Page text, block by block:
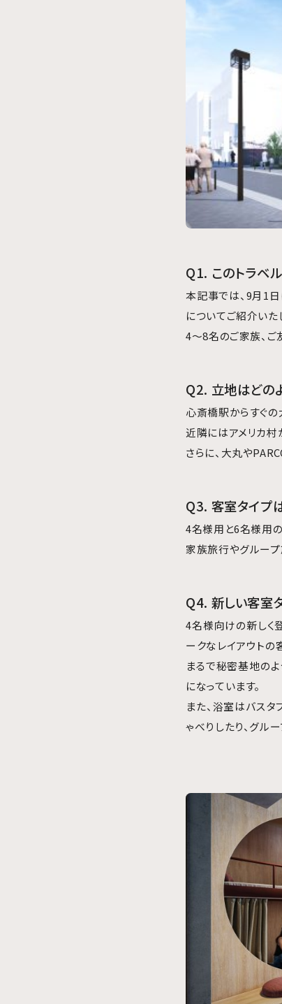
Q1. このトラベ
本記事では、9月1
についてご紹介いた
4〜8名のご家族、ご
Q2. 立地はどの
心斎橋駅からすぐの
近隣にはアメリカ村
さらに、大丸や
Q3. 客室タイプ
4名様用と6名様用の
家族旅行やグループ
Q4. 新しい客室
4名様向けの新しく
ークなレイアウトの
まるで秘密基地の
になっています。
また、浴室はバスタ
ゃべりしたり、グル